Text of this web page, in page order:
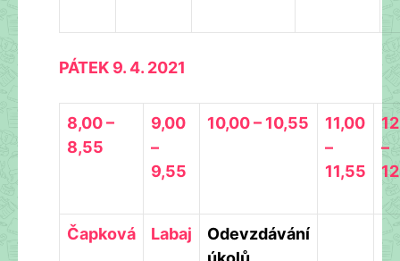
PÁTEK 9. 4. 2021
8,00 –
8,55
9,00
–
9,55
10,00 – 10,55
11,00
–
11,55
–
Čapková Labaj
Odevzdávání